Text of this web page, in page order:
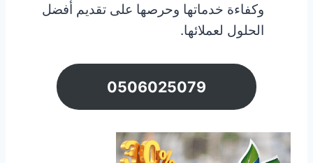
وكفاءة خدماتها وحرصها على تقديم أفضل
الحلول لعملائها.
0506025079